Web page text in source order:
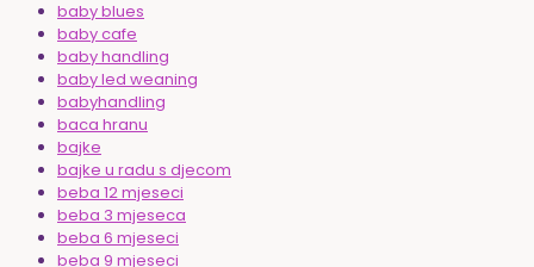
baby blues
baby cafe
baby handling
baby led weaning
babyhandling
baca hranu
bajke
bajke u radu s djecom
beba 12 mjeseci
beba 3 mjeseca
beba 6 mjeseci
beba 9 mjeseci